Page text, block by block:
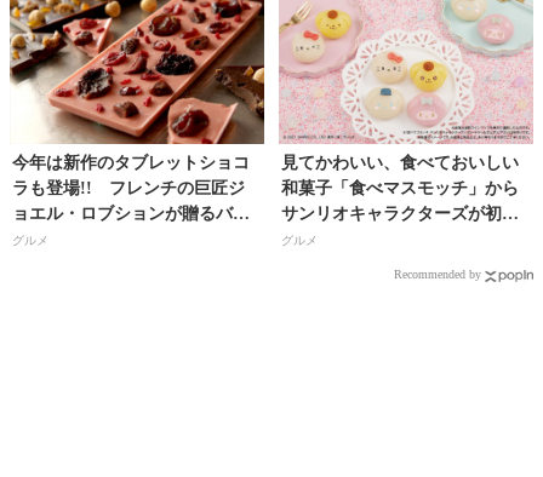
今年は新作のタブレットショコ
ラも登場!! フレンチの巨匠ジ
ョエル・ロブションが贈るバレ
ンタイン特別商品を期間限定発
グルメ
見てかわいい、食べておいしい
和菓子「食べマスモッチ」から
サンリオキャラクターズが初登
場！ 全国のセブン-イレブンで
グルメ
Recommended by